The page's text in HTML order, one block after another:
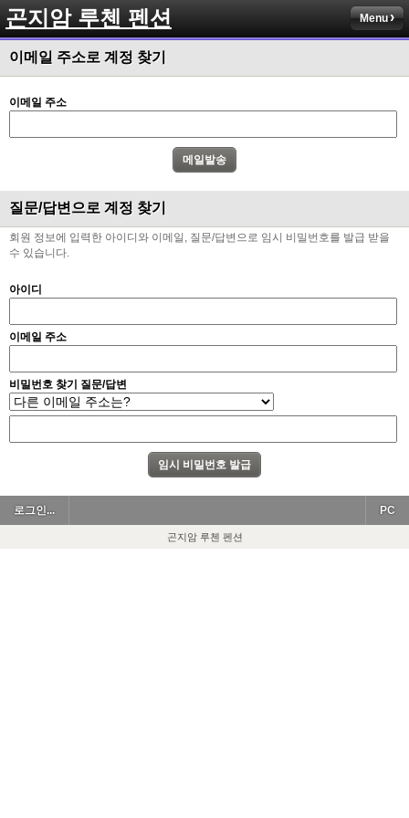
곤지암 루첸 펜션 Menu
이메일 주소로 계정 찾기
이메일 주소
질문/답변으로 계정 찾기
회원 정보에 입력한 아이디와 이메일, 질문/답변으로 임시 비밀번호를 발급 받을
수 있습니다.
아이디
이메일 주소
비밀번호 찾기 질문/답변
로그인... PC
곤지암 루첸 펜션